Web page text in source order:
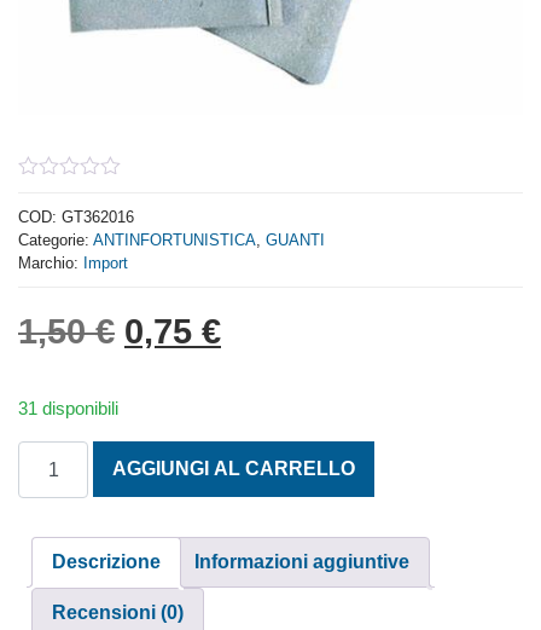
out
of
5
COD: GT362016
Categorie: ANTINFORTUNISTICA, GUANTI
Marchio: Import
1,50€ Il prezzo originale era:
0,75 €Il prezzo attuale è:
31 disponibili
AGGIUNGI AL CARRELLO
Descrizione Informazioni aggiuntive
Recensioni (0)